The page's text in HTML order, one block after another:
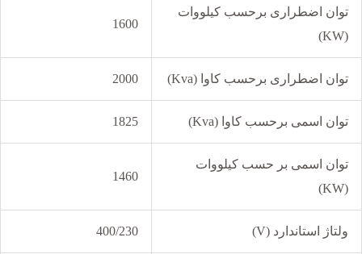
توان اضطراری برحسب کیلووات
(KW)
1600
توان اضطراری برحسب کاوا (Kva) 2000
توان اسمی برحسب کاوا (Kva) 1825
توان اسمی بر حسب کیلووات
(KW)
1460
ولتاژ استاندارد (V) 400/230